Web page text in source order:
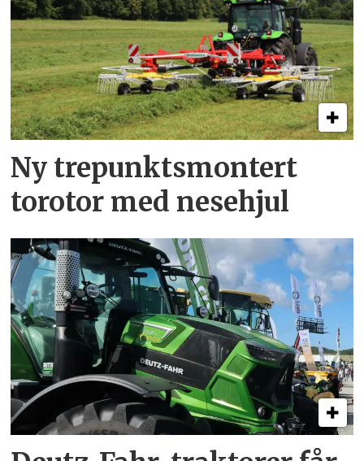
Ny trepunkts­montert
torotor med nesehjul